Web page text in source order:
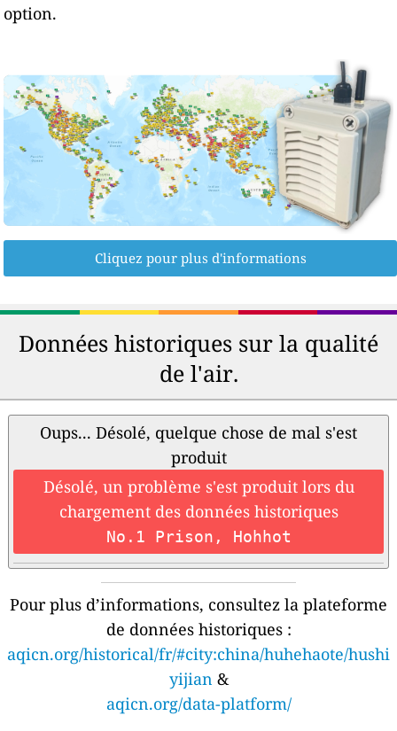
option.
Cliquez pour plus d'informations
Données historiques sur la qualité
de l'air.
Oups... Désolé, quelque chose de mal s'est
produit
Désolé, un problème s'est produit lors du
chargement des données historiques
No.1 Prison, Hohhot
Pour plus d’informations, consultez la plateforme
de données historiques :
aqicn.org/historical/fr/#city:china/huhehaote/hushi
yijian &
aqicn.org/data-platform/